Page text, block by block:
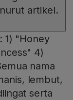
artikel.
1) "Honey
4)
nama
lembut,
serta